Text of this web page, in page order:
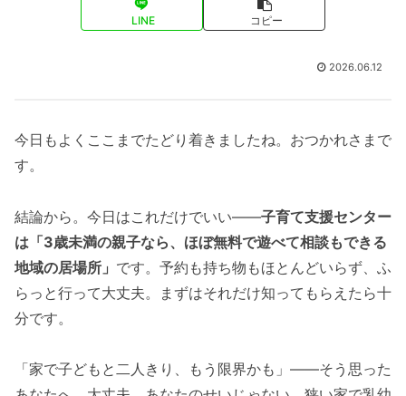
LINE コピー
2026.06.12
今日もよくここまでたどり着きましたね。おつかれさまで
す。
結論から。今日はこれだけでいい——子育て支援センター
は「3歳未満の親子なら、ほぼ無料で遊べて相談もできる
地域の居場所」 です。予約も持ち物もほとんどいらず、ふ
らっと行って大丈夫。まずはそれだけ知ってもらえたら十
分です。
「家で子どもと二人きり、もう限界かも」——そう思った